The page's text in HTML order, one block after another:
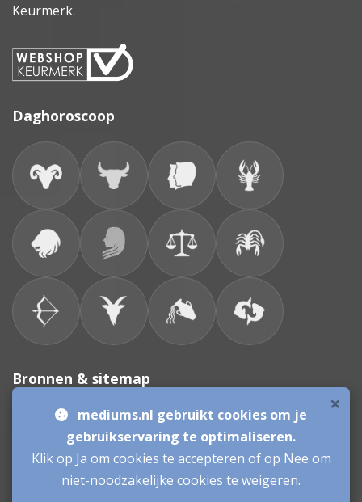
Keurmerk.
Daghoroscoop
Bronnen & sitemap
Consulenten
Vacatures Mediums
Werken als Medium
Inloggen als Medium
×
mediums.nl gebruikt cookies om je
gebruikservaring te optimaliseren.
Klik op Ja om cookies te accepteren of op Nee om
niet-noodzakelijke cookies te weigeren.